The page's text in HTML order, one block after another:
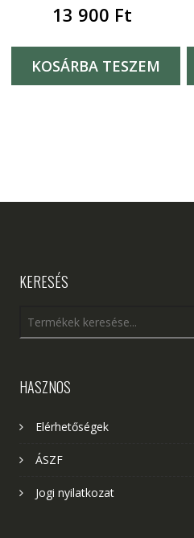
13 900 Ft
KOSÁRBA TESZEM
KERESÉS
HASZNOS
Elérhetőségek
ÁSZF
Jogi nyilatkozat